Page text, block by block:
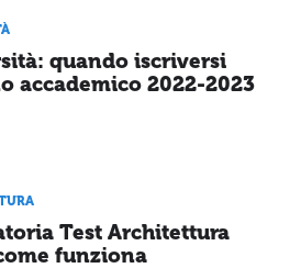
quando iscriversi
accademico 2022-2023
Test Architettura
funziona